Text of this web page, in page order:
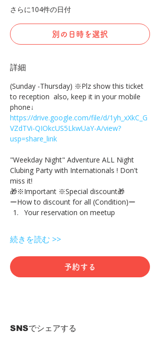
さらに104件の日付
別の日時を選択
詳細
(Sunday -Thursday) ※Plz show this ticket
to reception  also, keep it in your mobile
phone↓
https://drive.google.com/file/d/1yh_xXkC_G
VZdTVi-QIOkcUS5LkwUaY-A/view?
usp=share_link
"Weekday Night" Adventure ALL Night
Clubing Party with Internationals ! Don't
miss it!
🎁※Important ※Special discount🎁
ーHow to discount for all (Condition)ー
Your reservation on meetup
続きを読む >>
予約する
SNSでシェアする